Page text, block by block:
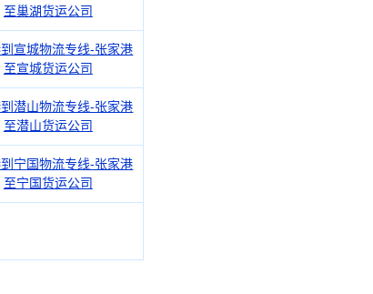
至巢湖货运公司
宣城物流专线-张家港
至宣城货运公司
潜山物流专线-张家港
至潜山货运公司
宁国物流专线-张家港
至宁国货运公司